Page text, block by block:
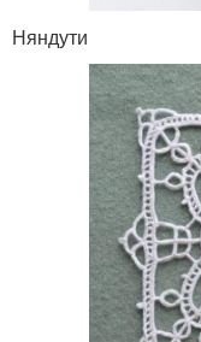
Няндути